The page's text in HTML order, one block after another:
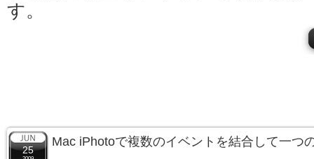
す。
25
Mac iPhotoで複数のイベントを結合して一つ